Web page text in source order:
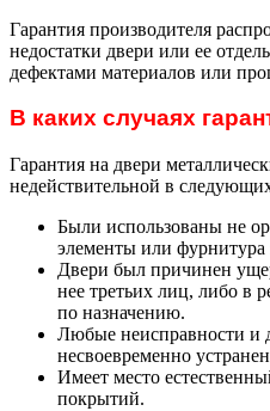
Гарантия производителя
недостатки двери или ее
дефектами материалов или
В каких случаях
Гарантия на двери
недействительной в
Были использованы не
элементы или фурнитура
Двери был причинен
нее третьих лиц, либо в
по назначению.
Любые неисправности и
несвоевременно
Имеет место
покрытий.